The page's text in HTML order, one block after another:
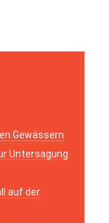
Gewässern
Untersagung
auf der